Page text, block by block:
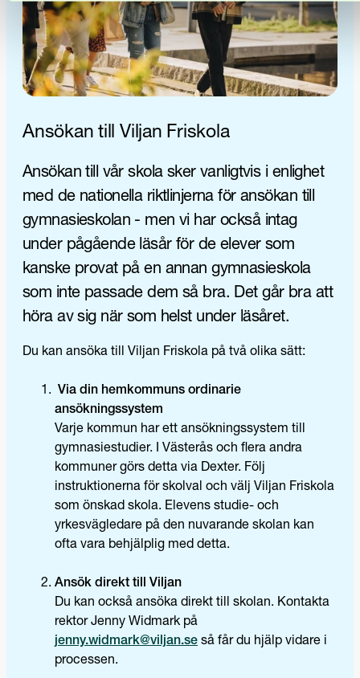
Ansökan till Viljan Friskola
Ansökan till vår skola sker vanligtvis i enlighet
med de nationella riktlinjerna för ansökan till
gymnasieskolan - men vi har också intag
under pågående läsår för de elever som
kanske provat på en annan gymnasieskola
som inte passade dem så bra. Det går bra att
höra av sig när som helst under läsåret.
Du kan ansöka till Viljan Friskola på två olika sätt:
Via din hemkommuns ordinarie
ansökningssystem
Varje kommun har ett ansökningssystem till
gymnasiestudier. I Västerås och flera andra
kommuner görs detta via Dexter. Följ
instruktionerna för skolval och välj Viljan Friskola
som önskad skola. Elevens studie- och
yrkesvägledare på den nuvarande skolan kan
ofta vara behjälplig med detta.
Ansök direkt till Viljan
Du kan också ansöka direkt till skolan. Kontakta
rektor Jenny Widmark på
jenny.widmark@viljan.se så får du hjälp vidare i
processen.